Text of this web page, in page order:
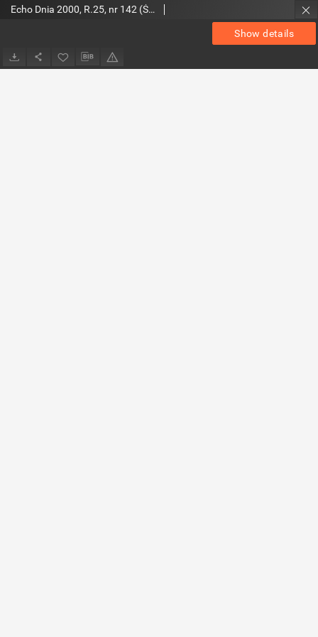
Show details
Echo Dnia 2000, R.25, nr 142 (Świętokrzyskie 2)